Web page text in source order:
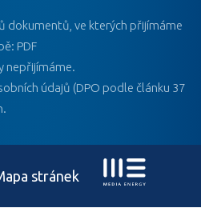
dokumentů, ve kterých přijímáme
PDF
nepřijímáme.
údajů (DPO podle článku 37
stránek